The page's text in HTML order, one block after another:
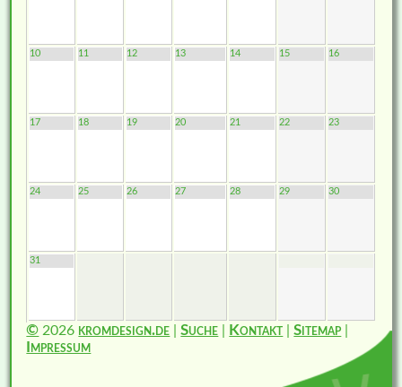
10 11 12 13 14 15 16
17 18 19 20 21 22 23
24 25 26 27 28 29 30
31
© 2026 kromdesign.de |Suche Kontakt |Sitemap
Impressum